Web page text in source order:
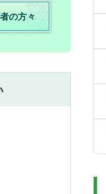
の方々